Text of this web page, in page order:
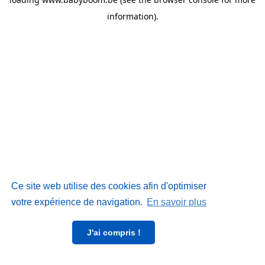
Ce site web utilise des cookies afin d'optimiser
votre expérience de navigation. En savoir plus
J'ai compris !
information).